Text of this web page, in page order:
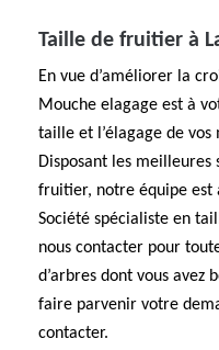
Taille de fruitier à
En vue d’améliorer la
Mouche elagage est à
taille et l’élagage de
Disposant les
fruitier, notre équipe est
Société spécialiste en
nous contacter pour
d’arbres dont vous avez
faire parvenir votre
contacter.